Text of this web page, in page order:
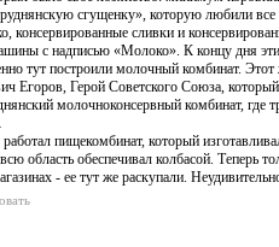
сгущенку», которую любили все
консервированные сливки и
с надписью «Молоко». К концу дня
тут построили молочный комбинат.
Егоров, Герой Советского Союза,
молочноконсервный комбинат,
пищекомбинат, который
область обеспечивал колбасой. Теперь
- ее тут же раскупали.